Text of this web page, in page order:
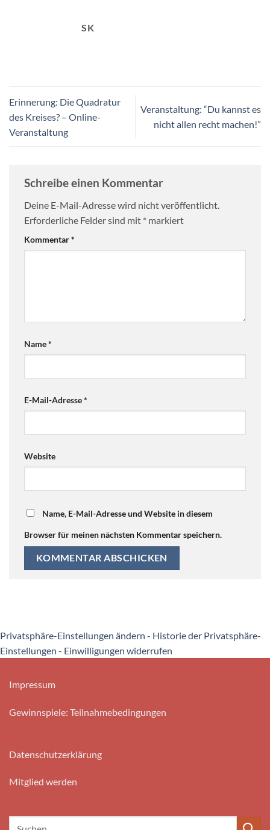
SK
Erinnerung: Die Quadratur
des Kreises? – Online-
Veranstaltung
Veranstaltung: “Du kannst es
nicht allen recht machen!”
Schreibe einen Kommentar
Deine E-Mail-Adresse wird nicht veröffentlicht.
Erforderliche Felder sind mit * markiert
Kommentar*
Name*
E-Mail-Adresse*
Website
Name, E-Mail-Adresse und Website in diesem
Browser für meinen nächsten Kommentar speichern.
Privatsphäre-Einstellungen ändern - Historie der Privatsphäre-
Einstellungen - Einwilligungen widerrufen
Impressum
Gewinnspiele: Teilnahmebedingungen
Datenschutzerklärung
Mitglied werden